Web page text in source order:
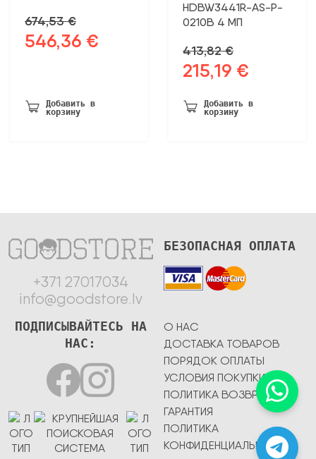
674,53€
Первоначальная
546,36 €
Добавить в
корзину
HDBW3441R-AS-P-
0210B 4 МП
413,82€
Первоначальная
была:
413,82 €.
215,19 €
215,19 €.
Добавить в
корзину
+371 27017034
info@goodstore.lv
БЕЗОПАСНАЯ ОПЛАТА
О НАС
ДОСТАВКА ТОВАРОВ
ПОРЯДОК ОПЛАТЫ
УСЛОВИЯ ПОКУПКИ
ПОЛИТИКА ВОЗВРАТА
ГАРАНТИЯ
ПОЛИТИКА
КОНФИДЕНЦИАЛЬНОСТИ
ПОДПИСЫВАЙТЕСЬ НА
НАС: